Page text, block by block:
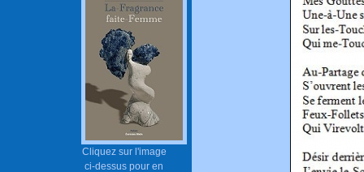
Cliquez sur l'image
ci-dessus pour en